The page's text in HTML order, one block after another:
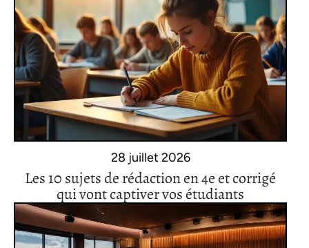
28 juillet 2026
Les 10 sujets de rédaction en 4e et corrigé
qui vont captiver vos étudiants